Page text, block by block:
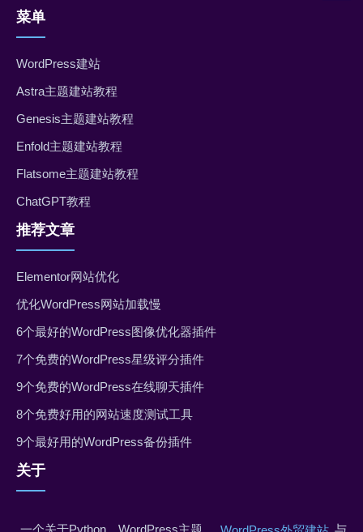
菜单
WordPress建站
Astra主题建站教程
Genesis主题建站教程
Enfold主题建站教程
Flatsome主题建站教程
ChatGPT教程
推荐文章
Elementor网站优化
优化WordPress网站加载慢
6个最好的WordPress图像优化器插件
7个免费的WordPress星级评分插件
9个免费的WordPress在线聊天插件
8个免费好用的网站速度测试工具
9个最好用的WordPress备份插件
关于
一个关于Python、WordPress主题、 与